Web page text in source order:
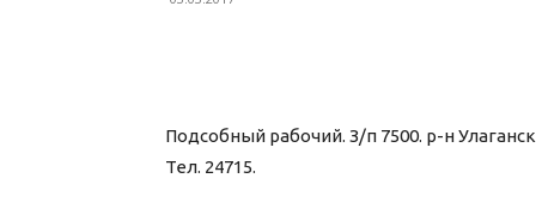
Подсобный рабочий. З/п 7500. р-н
Тел. 24715.